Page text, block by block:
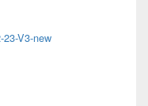
23-V3-new